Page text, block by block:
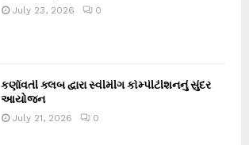
July 23, 2026 0
કર્ણાવતી ક્લબ દ્વારા સ્વીમીંગ કોમ્પીટીશનનું સુંદર
આયોજન
July 21, 2026 0